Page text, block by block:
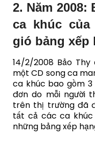
2. Năm
ca khúc
gió bảng xếp
14/2/2008 Bảo
một CD song ca
ca khúc bao gồm
đơn do mỗi người
trên thị trường đã
tất cả các ca
những bảng xếp